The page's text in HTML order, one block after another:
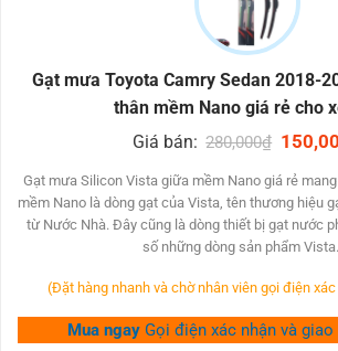
nước không còn cung ứng được điều kiện hơi
của người lái xe nên phải nỗ lực sớm.
ƯU ĐIỂM CỦA GẠT MƯA
SEDAN 2018-2022
– Cần gạt lớp nước mềm giúp phân bổ
phần đa
– Bám trong kính giúp gạt nước êm ái và hiệu
– Cần gạt lớp nước silicone được làm tự gia
– Có độ bầy hồi cao, giúp nên gạt nước
quả rộng đối với lưỡi gạt cao su.
– Không những thế, thanh ngã khung
Gạt mưa Toyota Camry Sedan 2018-
thân mềm Nano giá rẻ cho
Giá bán: 280,000₫
was:
Gạt mưa Silicon Vista giữa mềm Nano giá rẻ
mềm Nano là dòng gạt của Vista, tên thương hiệu
từ Nước Nhà. Đây cũng là dòng thiết bị gạt nước
số những dòng sản phẩm
(Đặt hàng nhanh và chờ nhân viên gọi điện
Mua ngay Gọi điện xác nhận và